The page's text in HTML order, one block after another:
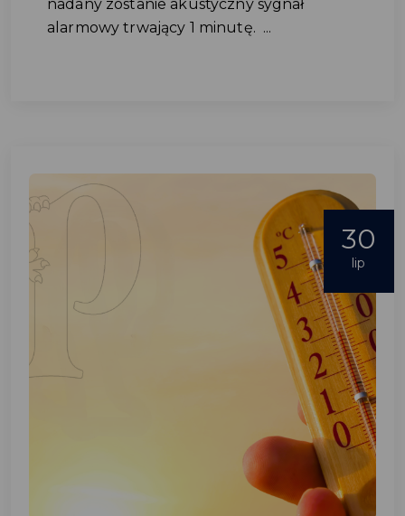
nadany zostanie akustyczny sygnał
alarmowy trwający 1 minutę. ...
30
lip